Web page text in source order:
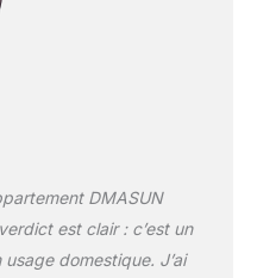
de 2.000.000 de
C'est une marque
vous pouvez
Le vélo
d'un lourd volant
entièrement
DMASUN
est clair : c’est un
domestique. J’ai